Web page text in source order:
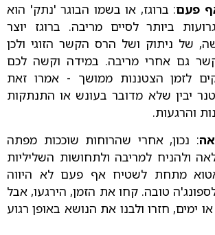
פעם: ברוגז, או בשמו הבוגר 'נתק' הוא
ביותר לסיים מריבה. ברוגז יוצר
של ניתוק ושל הרס הקשר הזוגי ולכן
גם אחרי מריבה. במידה וקשה לכם
לזמן הצטננות ממושך - אמרו זאת
יבין שלא מדובר בעונש או התנתקות
והרגעות.
: נכון, אחרי שהרוחות שוככות מפתה
ולהניח למריבה ולתחושות השליליות
מתחת לשטיח אף פעם לא היווה
טובה. קחו את הזמן, הירגעו, אבל
ימים, חזרו ולבנו את הנושא באופן רגוע